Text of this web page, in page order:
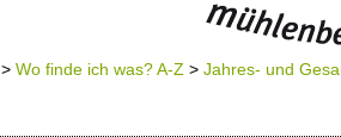
>Wo finde ich was? A-Z >Jahres- und